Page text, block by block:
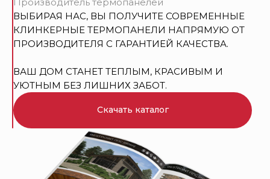
ВЫБИРАЯ НАС, ВЫ ПОЛУЧИТЕ СОВРЕМЕННЫЕ
КЛИНКЕРНЫЕ ТЕРМОПАНЕЛИ НАПРЯМУЮ ОТ
ПРОИЗВОДИТЕЛЯ С ГАРАНТИЕЙ КАЧЕСТВА.
ВАШ ДОМ СТАНЕТ ТЕПЛЫМ, КРАСИВЫМ И
УЮТНЫМ БЕЗ ЛИШНИХ ЗАБОТ.
Скачать каталог